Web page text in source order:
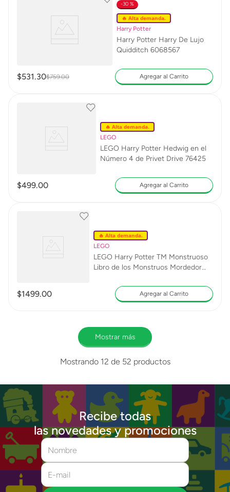
30 %
🔥 Alta demanda.
Harry Potter
Harry Potter Harry De Lujo
Quidditch 6068567
$531.30$759.00 Agregar al Carrito
🔥 Alta demanda.
LEGO
LEGO Harry Potter Hedwig en el
Número 4 de Privet Drive 76425
$499.00 Agregar al Carrito
🔥 Alta demanda.
LEGO
LEGO Harry Potter TM Monstruoso
Libro de los Monstruos Mordedor
$1499.00 Agregar al Carrito
Mostrar más
Mostrando 12 de 52 productos
Recibe todas
las novedades y promociones